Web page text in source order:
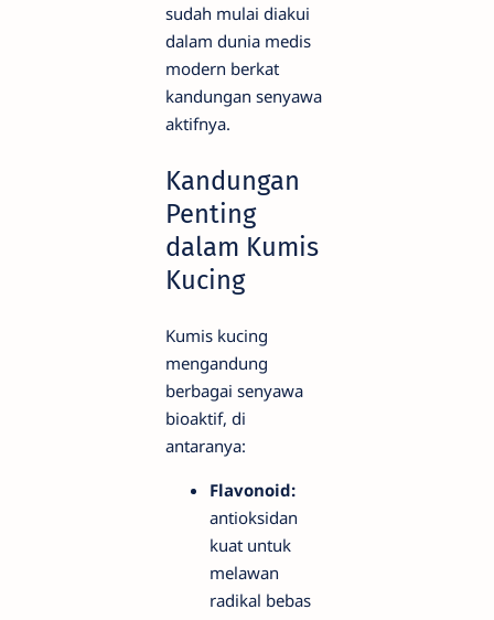
sudah mulai diakui
dalam dunia medis
modern berkat
kandungan senyawa
aktifnya.
Kandungan
Penting
dalam Kumis
Kucing
Kumis kucing
mengandung
berbagai senyawa
bioaktif, di
antaranya:
Flavonoid:
antioksidan
kuat untuk
melawan
radikal bebas